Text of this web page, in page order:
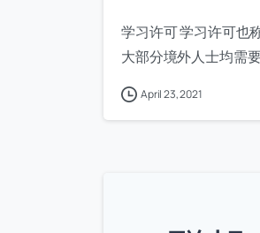
学习许可 学习许可也
大部分境外人士均需
April 23, 2021